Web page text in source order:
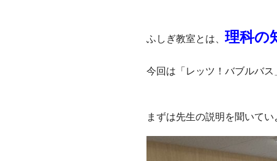
ふしぎ教室とは、 理科の
今回は「レッツ！バブルバ
まずは先生の説明を聞いてい